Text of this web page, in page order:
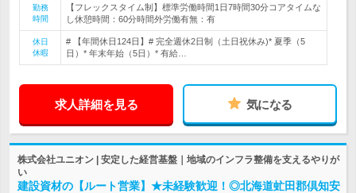
勤務
時間
【フレックスタイム制】標準労働時間1日7時間30分コアタイムな
し休憩時間：60分時間外労働有無：有
休日
休暇
# 【年間休日124日】# 完全週休2日制（土日祝休み)* 夏季（5
日）* 年末年始（5日）* 有給…
求人詳細を見る 気になる
株式会社ユニオン | 安定した経営基盤｜地域のインフラ整備を支えるやりが
い
建設資材の【ルート営業】★未経験歓迎！◎北海道虻田郡倶知安